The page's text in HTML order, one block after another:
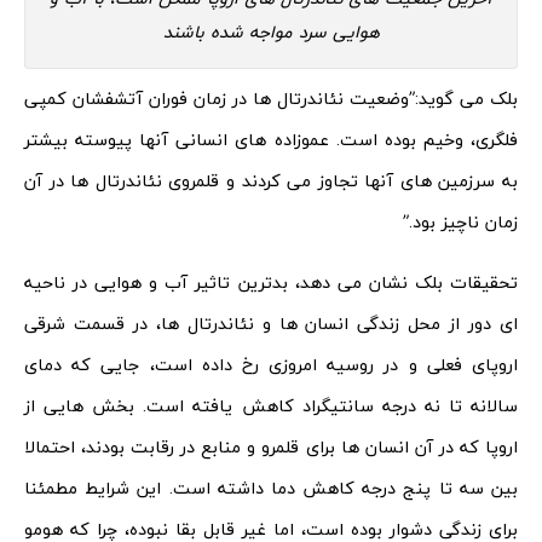
هوایی سرد مواجه شده باشند
بلک می گوید:”وضعیت نئاندرتال ها در زمان فوران آتشفشان کمپی
فلگری، وخیم بوده است. عموزاده های انسانی آنها پیوسته بیشتر
به سرزمین های آنها تجاوز می کردند و قلمروی نئاندرتال ها در آن
زمان ناچیز بود.”
تحقیقات بلک نشان می دهد، بدترین تاثیر آب و هوایی در ناحیه
ای دور از محل زندگی انسان ها و نئاندرتال ها، در قسمت شرقی
اروپای فعلی و در روسیه امروزی رخ داده است، جایی که دمای
سالانه تا نه درجه سانتیگراد کاهش یافته است. بخش هایی از
اروپا که در آن انسان ها برای قلمرو و منابع در رقابت بودند، احتمالا
بین سه تا پنج درجه کاهش دما داشته است. این شرایط مطمئنا
برای زندگی دشوار بوده است، اما غیر قابل بقا نبوده، چرا که هومو